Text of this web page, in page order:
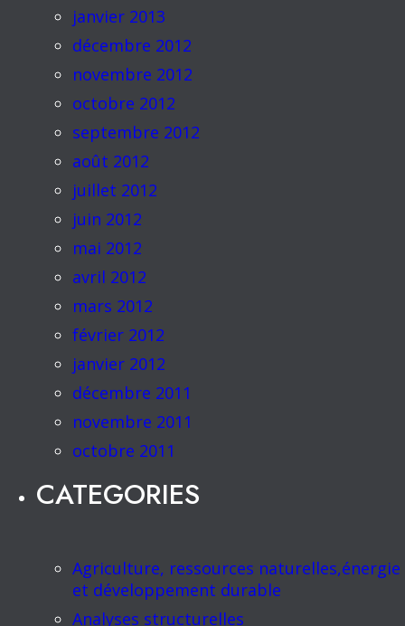
janvier 2013
décembre 2012
novembre 2012
octobre 2012
septembre 2012
août 2012
juillet 2012
juin 2012
mai 2012
avril 2012
mars 2012
février 2012
janvier 2012
décembre 2011
novembre 2011
octobre 2011
CATEGORIES
Agriculture, ressources naturelles,énergie
et développement durable
Analyses structurelles